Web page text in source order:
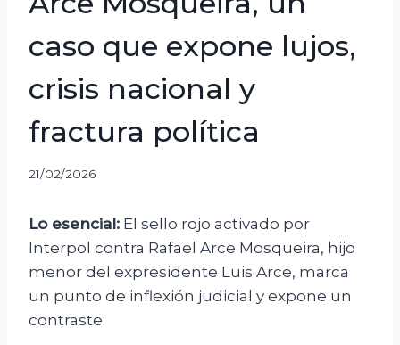
caso que expone lujos,
crisis nacional y
fractura política
21/02/2026
Lo esencial: El sello rojo activado por
Interpol contra Rafael Arce Mosqueira, hijo
menor del expresidente Luis Arce, marca
un punto de inflexión judicial y expone un
contraste: